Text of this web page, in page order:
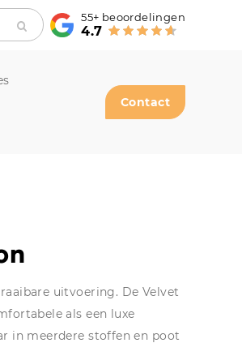
55+ beoordelingen
4.7
Contact
uitvoering. De Velvet
als een luxe
in meerdere stoffen en poot